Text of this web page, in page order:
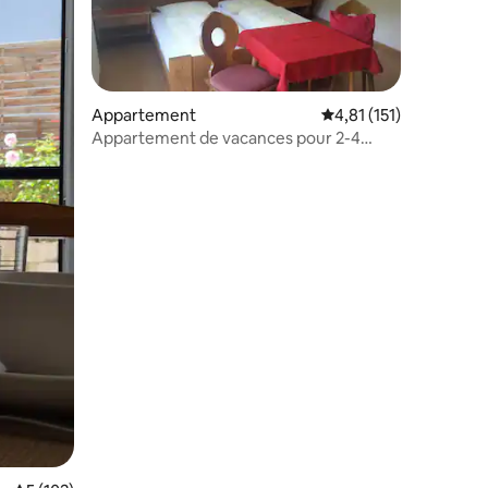
: 4,5 sur 5
Appartement Évaluation moyenne
4,81 (151)
Appartement de vacances pour 2-4